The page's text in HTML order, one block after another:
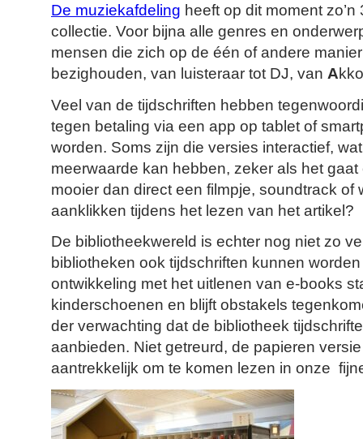
De muziekafdeling heeft op dit moment
collectie. Voor bijna alle genres en
mensen die zich op de één of andere
bezighouden, van luisteraar tot DJ, van A
Veel van de tijdschriften hebben
tegen betaling via een app op tablet of
worden. Soms zijn die versies interactief,
meerwaarde kan hebben, zeker als het gaat
mooier dan direct een filmpje, soundtrack of
aanklikken tijdens het lezen van het artikel?
De bibliotheekwereld is echter nog niet zo
bibliotheken ook tijdschriften kunnen
ontwikkeling met het uitlenen van e-books
kinderschoenen en blijft obstakels
der verwachting dat de bibliotheek
aanbieden. Niet getreurd, de papieren
aantrekkelijk om te komen lezen in onze